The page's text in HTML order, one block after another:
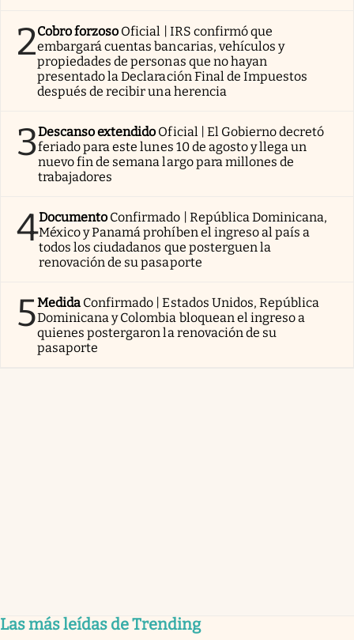
2Cobro forzoso Oficial | IRS confirmó que
embargará cuentas bancarias, vehículos y
propiedades de personas que no hayan
presentado la Declaración Final de Impuestos
después de recibir una herencia
3Descanso extendido Oficial | El Gobierno decretó
feriado para este lunes 10 de agosto y llega un
nuevo fin de semana largo para millones de
trabajadores
4Documento Confirmado | República Dominicana,
México y Panamá prohíben el ingreso al país a
todos los ciudadanos que posterguen la
renovación de su pasaporte
5Medida Confirmado | Estados Unidos, República
Dominicana y Colombia bloquean el ingreso a
quienes postergaron la renovación de su
pasaporte
Las más leídas de Trending